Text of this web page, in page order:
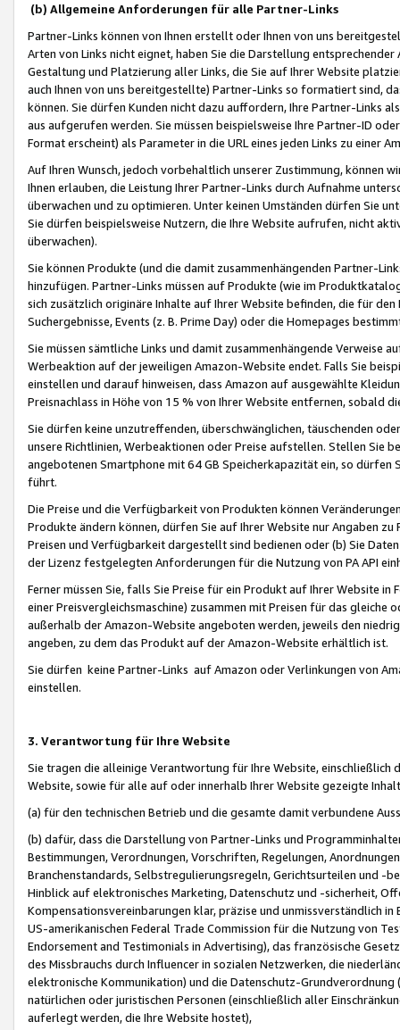
(b) Allgemeine Anforderungen für alle Partner-Links
Partner-Links können von Ihnen erstellt oder Ihnen von uns
Arten von Links nicht eignet, haben Sie die Darstellung
Gestaltung und Platzierung aller Links, die Sie auf Ihrer Website
auch Ihnen von uns bereitgestellte) Partner-Links so formatiert sind,
können. Sie dürfen Kunden nicht dazu auffordern, Ihre Partner-Links
aus aufgerufen werden. Sie müssen beispielsweise Ihre Partner-ID
Format erscheint) als Parameter in die URL eines jeden Links zu einer
Auf Ihren Wunsch, jedoch vorbehaltlich unserer Zustimmung, können
Ihnen erlauben, die Leistung Ihrer Partner-Links durch Aufnahme
überwachen und zu optimieren. Unter keinen Umständen dürfen Sie
Sie dürfen beispielsweise Nutzern, die Ihre Website aufrufen, nicht
überwachen).
Sie können Produkte (und die damit zusammenhängenden Partner-
hinzufügen. Partner-Links müssen auf Produkte (wie im
sich zusätzlich originäre Inhalte auf Ihrer Website befinden, die für
Suchergebnisse, Events (z. B. Prime Day) oder die Homepages
Sie müssen sämtliche Links und damit zusammenhängende
Werbeaktion auf der jeweiligen Amazon-Website endet. Falls Sie
einstellen und darauf hinweisen, dass Amazon auf ausgewählte
Preisnachlass in Höhe von 15 % von Ihrer Website entfernen, sobald
Sie dürfen keine unzutreffenden, überschwänglichen, täuschenden
unsere Richtlinien, Werbeaktionen oder Preise aufstellen. Stellen Sie
angebotenen Smartphone mit 64 GB Speicherkapazität ein, so dürfen
führt.
Die Preise und die Verfügbarkeit von Produkten können
Produkte ändern können, dürfen Sie auf Ihrer Website nur Angaben
Preisen und Verfügbarkeit dargestellt sind bedienen oder (b) Sie
der Lizenz festgelegten Anforderungen für die Nutzung von PA API
Ferner müssen Sie, falls Sie Preise für ein Produkt auf Ihrer Website
einer Preisvergleichsmaschine) zusammen mit Preisen für das
außerhalb der Amazon-Website angeboten werden, jeweils den
angeben, zu dem das Produkt auf der Amazon-Website erhältlich ist.
Sie dürfen keine Partner-Links auf Amazon oder Verlinkungen von
einstellen.
3. Verantwortung für Ihre Website
Sie tragen die alleinige Verantwortung für Ihre Website,
Website, sowie für alle auf oder innerhalb Ihrer Website gezeigte
(a) für den technischen Betrieb und die gesamte damit verbundene
(b) dafür, dass die Darstellung von Partner-Links und
Bestimmungen, Verordnungen, Vorschriften, Regelungen,
Branchenstandards, Selbstregulierungsregeln, Gerichtsurteilen und -
Hinblick auf elektronisches Marketing, Datenschutz und -sicherheit,
Kompensationsvereinbarungen klar, präzise und unmissverständlich
US-amerikanischen Federal Trade Commission für die Nutzung von
Endorsement and Testimonials in Advertising), das französische
des Missbrauchs durch Influencer in sozialen Netzwerken, die
elektronische Kommunikation) und die Datenschutz-
natürlichen oder juristischen Personen (einschließlich aller
auferlegt werden, die Ihre Website hostet),